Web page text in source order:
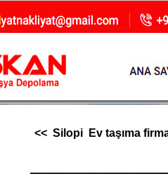
<< Silopi Ev taşıma